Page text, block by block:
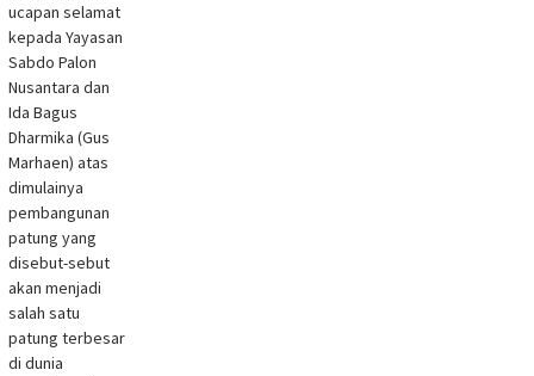
ucapan selamat
kepada Yayasan
Sabdo Palon
Nusantara dan
Ida Bagus
Dharmika (Gus
Marhaen) atas
dimulainya
pembangunan
patung yang
disebut-sebut
akan menjadi
salah satu
patung terbesar
di dunia